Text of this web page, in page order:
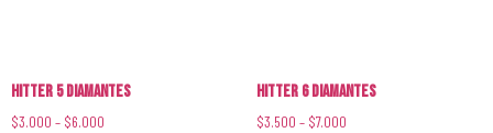
Hitter 5 Diamantes
$3.000 – $6.000
Hitter 6 Diamantes
$3.500 – $7.000